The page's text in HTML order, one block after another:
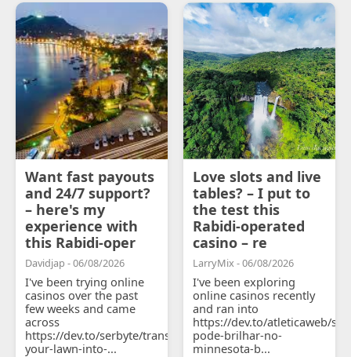
Want fast payouts
and 24/7 support?
– here's my
experience with
this Rabidi-oper
Davidjap - 06/08/2026
I've been trying online
casinos over the past
few weeks and came
across
https://dev.to/serbyte/transform-
your-lawn-into-...
Love slots and live
tables? – I put to
the test this
Rabidi-operated
casino – re
LarryMix - 06/08/2026
I've been exploring
online casinos recently
and ran into
https://dev.to/atleticaweb/
pode-brilhar-no-
minnesota-b...